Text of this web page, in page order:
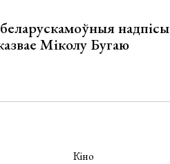
надпісы
Міколу Бугаю
Кіно